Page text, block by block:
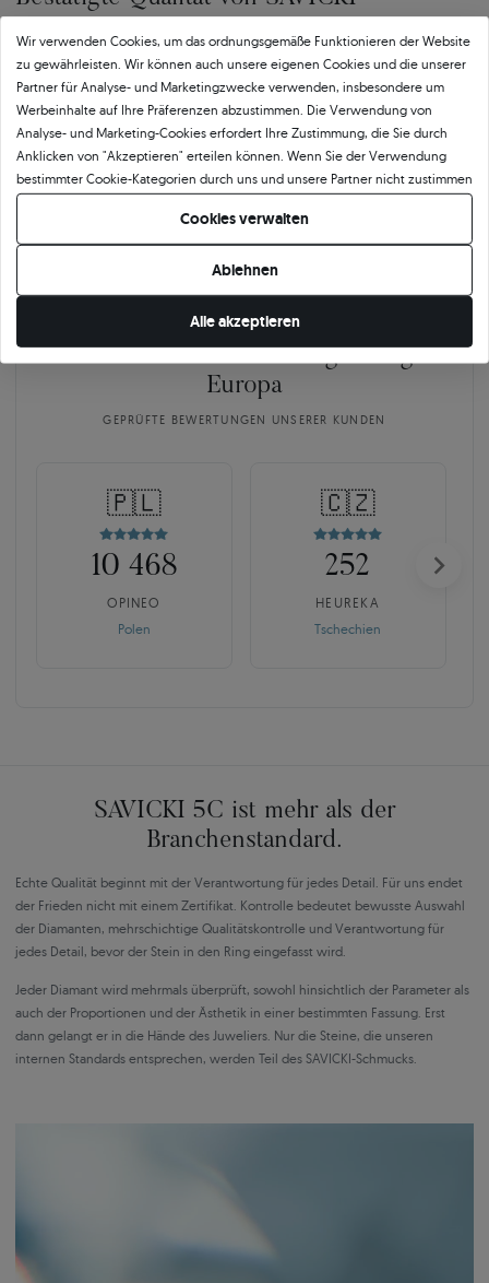
Unser Qualitätszertifikat garantiert Authentizität und höchsten
Ausführungsstandard. Das Dokument beschreibt detailliert die wichtigsten
Parameter des Schmucks, einschließlich der Legierung und des Gewichts des
Goldes sowie der Merkmale des eingefassten Steins oder des verwendeten
Edelmetalls. Das SAVICKI-Zertifikat ist nicht nur eine formelle Bestätigung der
Qualität, sondern auch ein Beweis für die Kunstfertigkeit, Präzision und
Verantwortung, mit der wir jedes Schmuckstück herstellen.
Über11 4845★-Bewertungen in ganz
Europa
GEPRÜFTE BEWERTUNGEN UNSERER KUNDEN
🇵🇱
10 468
OPINEO
Polen
🇨🇿
252
HEUREKA
Tschechien
SAVICKI 5C ist mehr als der
Branchenstandard.
Echte Qualität beginnt mit der Verantwortung für jedes Detail. Für uns endet
der Frieden nicht mit einem Zertifikat. Kontrolle bedeutet bewusste Auswahl
der Diamanten, mehrschichtige Qualitätskontrolle und Verantwortung für
jedes Detail, bevor der Stein in den Ring eingefasst wird.
Jeder Diamant wird mehrmals überprüft, sowohl hinsichtlich der Parameter als
auch der Proportionen und der Ästhetik in einer bestimmten Fassung. Erst
dann gelangt er in die Hände des Juweliers. Nur die Steine, die unseren
internen Standards entsprechen, werden Teil des SAVICKI-Schmucks.
Wir verwenden Cookies, um das ordnungsgemäße Funktionieren der Website
zu gewährleisten. Wir können auch unsere eigenen Cookies und die unserer
Partner für Analyse- und Marketingzwecke verwenden, insbesondere um
Werbeinhalte auf Ihre Präferenzen abzustimmen. Die Verwendung von
Analyse- und Marketing-Cookies erfordert Ihre Zustimmung, die Sie durch
Anklicken von "Akzeptieren" erteilen können. Wenn Sie der Verwendung
bestimmter Cookie-Kategorien durch uns und unsere Partner nicht zustimmen
möchten, klicken Sie auf "Lassen Sie mich wählen" und bestimmen Sie Ihre
Präferenzen. Sie können Ihre Zustimmung jederzeit widerrufen, indem Sie
Ihre Cookie-Einstellungen ändern.
Cookies verwalten
Ablehnen
Alle akzeptieren